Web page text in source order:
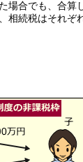
場合でも、合算
相続税はそれぞ